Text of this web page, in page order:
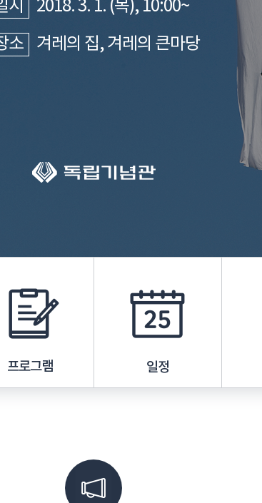
시
2018. 3. 1. (목), 10:00~
소
겨레의 집, 겨레의 큰마당
프로그램 일정